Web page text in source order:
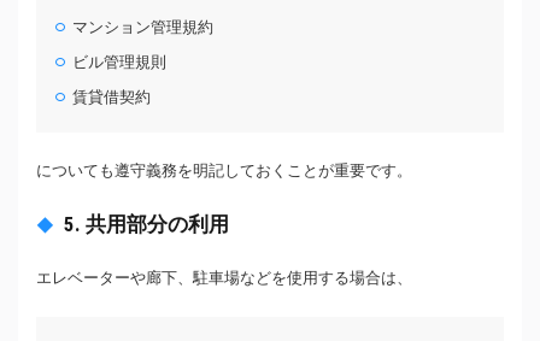
マンション管理規約
ビル管理規則
賃貸借契約
についても遵守義務を明記しておくことが重要です。
5. 共用部分の利用
エレベーターや廊下、駐車場などを使用する場合は、